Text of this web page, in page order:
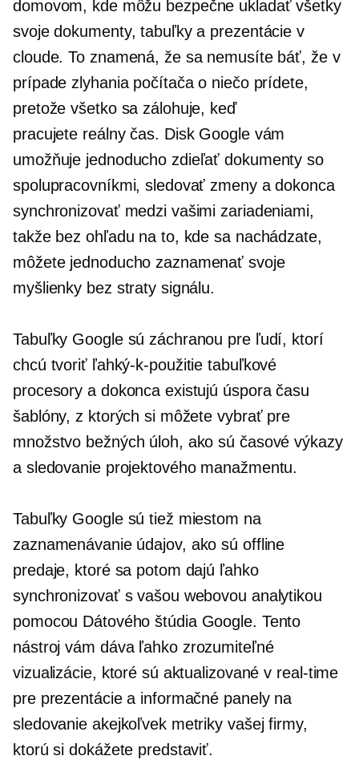
domovom, kde môžu bezpečne ukladať všetky
svoje dokumenty, tabuľky a prezentácie v
cloude. To znamená, že sa nemusíte báť, že v
prípade zlyhania počítača o niečo prídete,
pretože všetko sa zálohuje, keď
pracujete reálny čas. Disk Google vám
umožňuje jednoducho zdieľať dokumenty so
spolupracovníkmi, sledovať zmeny a dokonca
synchronizovať medzi vašimi zariadeniami,
takže bez ohľadu na to, kde sa nachádzate,
môžete jednoducho zaznamenať svoje
myšlienky bez straty signálu.
Tabuľky Google sú záchranou pre ľudí, ktorí
chcú tvoriť ľahký-k-použitie tabuľkové
procesory a dokonca existujú úspora času
šablóny, z ktorých si môžete vybrať pre
množstvo bežných úloh, ako sú časové výkazy
a sledovanie projektového manažmentu.
Tabuľky Google sú tiež miestom na
zaznamenávanie údajov, ako sú offline
predaje, ktoré sa potom dajú ľahko
synchronizovať s vašou webovou analytikou
pomocou Dátového štúdia Google. Tento
nástroj vám dáva ľahko zrozumiteľné
vizualizácie, ktoré sú aktualizované v real-time
pre prezentácie a informačné panely na
sledovanie akejkoľvek metriky vašej firmy,
ktorú si dokážete predstaviť.